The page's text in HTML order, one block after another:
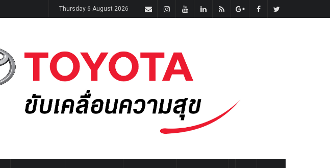
Thursday 6 August 2026